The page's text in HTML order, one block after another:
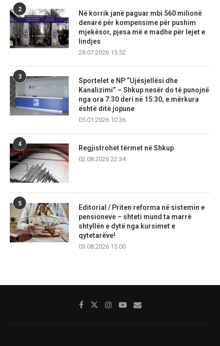
2
Në korrik janë paguar mbi 560 milionë
denarë për kompensime për pushim
mjekësor, pjesa më e madhe për lejet e
lindjes
28.07.2026 15:52
3
Sportelet e NP “Ujësjellësi dhe
Kanalizimi” – Shkup nesër do të punojnë
nga ora 7:30 deri në 15:30, e mërkura
është ditë jopune
05.01.2026 10:36
4
Regjistrohet tërmet në Shkup
02.08.2026 22:34
5
Editorial / Priten reforma në sistemin e
pensioneve – shteti mund ta marrë
shtyllën e dytë nga kursimet e
qytetarëve!
03.08.2026 15:00